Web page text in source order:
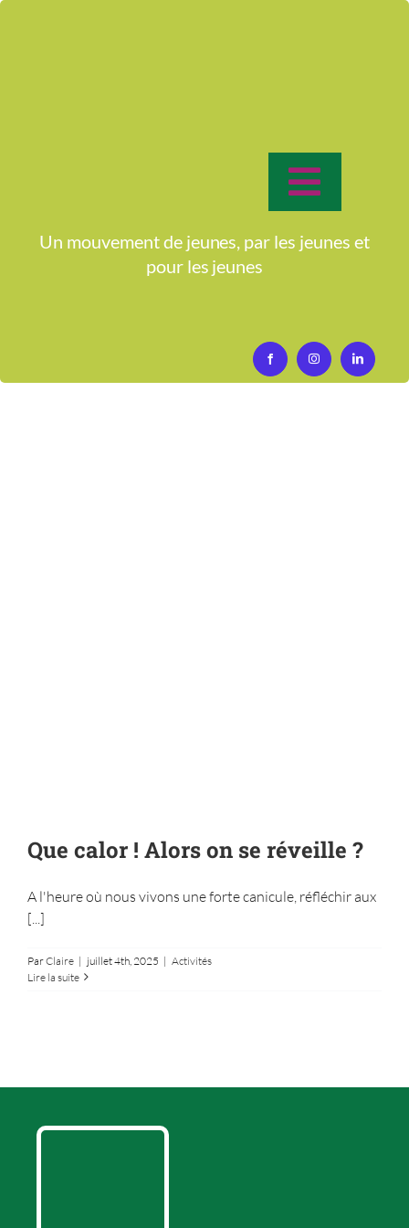
Toggle
Accueil
Un mouvement de jeunes, par les jeunes et
pour les jeunes
Que calor ! Alors on se réveille ?
Activités
Que calor ! Alors on se réveille ?
A l'heure où nous vivons une forte canicule, réfléchir aux
[...]
ParClaire | juillet 4th, 2025 | Activités
Lire la suite